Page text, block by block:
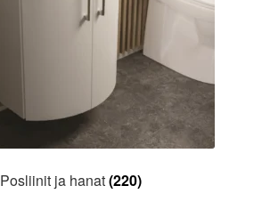
Posliinit ja hanat(220)